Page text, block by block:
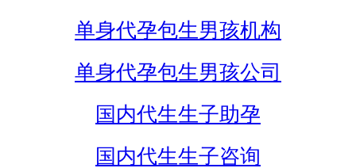
单身代孕包生男孩机构
单身代孕包生男孩公司
国内代生生子助孕
国内代生生子咨询